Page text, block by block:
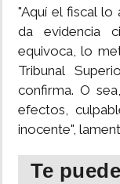
"Aquí el fiscal lo
da evidencia
equivoca, lo
Tribunal
confirma. O
efectos,
inocente",
Te